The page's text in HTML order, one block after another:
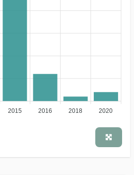
2015 2016 2018 2020